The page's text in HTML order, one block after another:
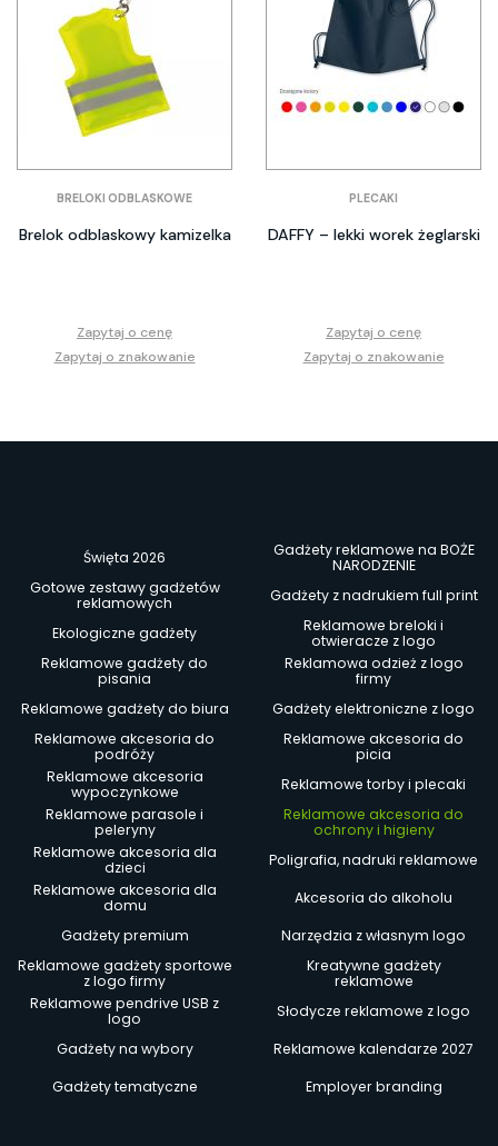
BRELOKI ODBLASKOWE
Brelok odblaskowy kamizelka
Zapytaj o cenę
Zapytaj o znakowanie
PLECAKI
DAFFY – lekki worek żeglarski
Zapytaj o cenę
Zapytaj o znakowanie
Święta 2026
Gadżety reklamowe na BOŻE
NARODZENIE
Gotowe zestawy gadżetów
reklamowych
Gadżety z nadrukiem full print
Ekologiczne gadżety
Reklamowe breloki i
otwieracze z logo
Reklamowe gadżety do
pisania
Reklamowa odzież z logo
firmy
Reklamowe gadżety do biura
Gadżety elektroniczne z logo
Reklamowe akcesoria do
podróży
Reklamowe akcesoria do
picia
Reklamowe akcesoria
wypoczynkowe
Reklamowe torby i plecaki
Reklamowe parasole i
peleryny
Reklamowe akcesoria do
ochrony i higieny
Reklamowe akcesoria dla
dzieci
Poligrafia, nadruki reklamowe
Reklamowe akcesoria dla
domu
Akcesoria do alkoholu
Gadżety premium
Narzędzia z własnym logo
Reklamowe gadżety sportowe
z logo firmy
Kreatywne gadżety
reklamowe
Reklamowe pendrive USB z
logo
Słodycze reklamowe z logo
Gadżety na wybory
Reklamowe kalendarze 2027
Gadżety tematyczne
Employer branding